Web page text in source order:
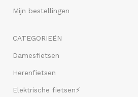
Mijn bestellingen
CATEGORIEËN
Damesfietsen
Herenfietsen
Elektrische fietsen⚡